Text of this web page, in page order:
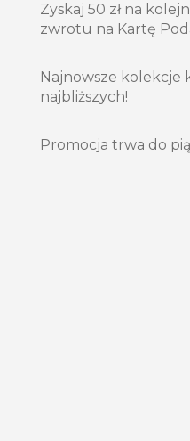
Zyskaj 50 zł na
zwrotu na Kartę
Najnowsze kolekcje
najbliższych!
Promocja trwa do